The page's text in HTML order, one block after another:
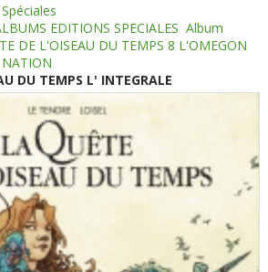
EDITIONS SPECIALES Album
DE L'OISEAU DU TEMPS 8 L'OMEGON
DU TEMPS L' INTEGRALE